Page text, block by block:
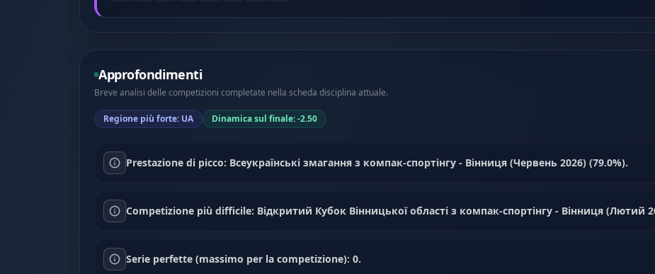
Approfondimenti
Breve analisi delle competizioni completate nella scheda disciplina attuale.
Regione più forte: UA Dinamica sul finale: -2.50
Prestazione di picco: Всеукраїнські змагання з компак-спортінгу - Вінниця (Червень 2026) (79.0%).
Competizione più difficile: Відкритий Кубок Вінницької області з компак-спортінгу - Вінниця (Лютий
Serie perfette (massimo per la competizione): 0.